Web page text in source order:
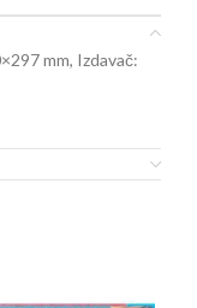
mm, Izdavač: